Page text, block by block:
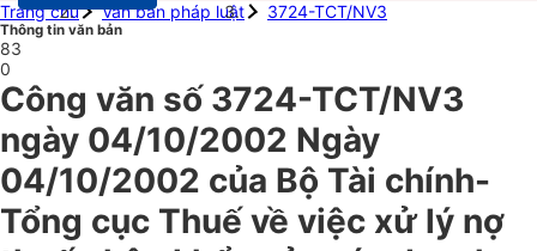
Trang chủ
Văn bản pháp luật 3724-TCT/NV3
Thông tin văn bản
83
0
Công văn số 3724-TCT/NV3
ngày 04/10/2002 Ngày
04/10/2002 của Bộ Tài chính-
Tổng cục Thuế về việc xử lý nợ